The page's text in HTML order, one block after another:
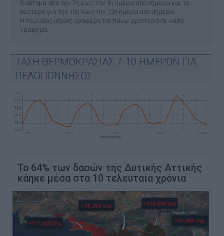
διάστημα απο την 7η έως την 9η ημέρα απο σήμερα και το
δεύτερο για την 10η έως την 12η ημέρα απο σήμερα.
Η περίοδος ισχύος αναφέρεται πάνω αριστερά σε κάθε
γράφημα.
ΤΑΣΗ ΘΕΡΜΟΚΡΑΣΙΑΣ 7-10 ΗΜΕΡΩΝ ΓΙΑ
ΠΕΛΟΠΟΝΝΗΣΟΣ
Το 64% των δασών της Δυτικής Αττικής
κάηκε μέσα στα 10 τελευταία χρόνια